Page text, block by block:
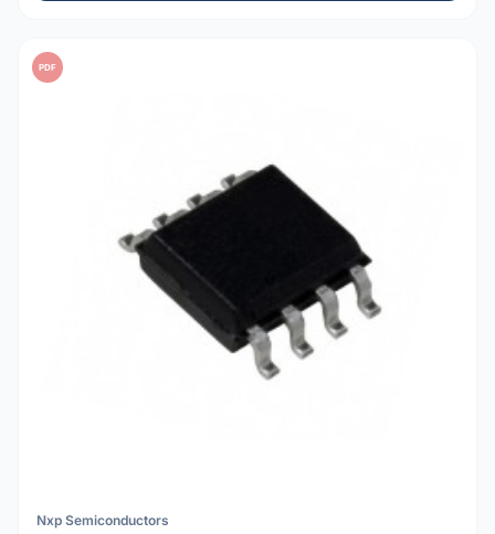
PDF
Nxp Semiconductors